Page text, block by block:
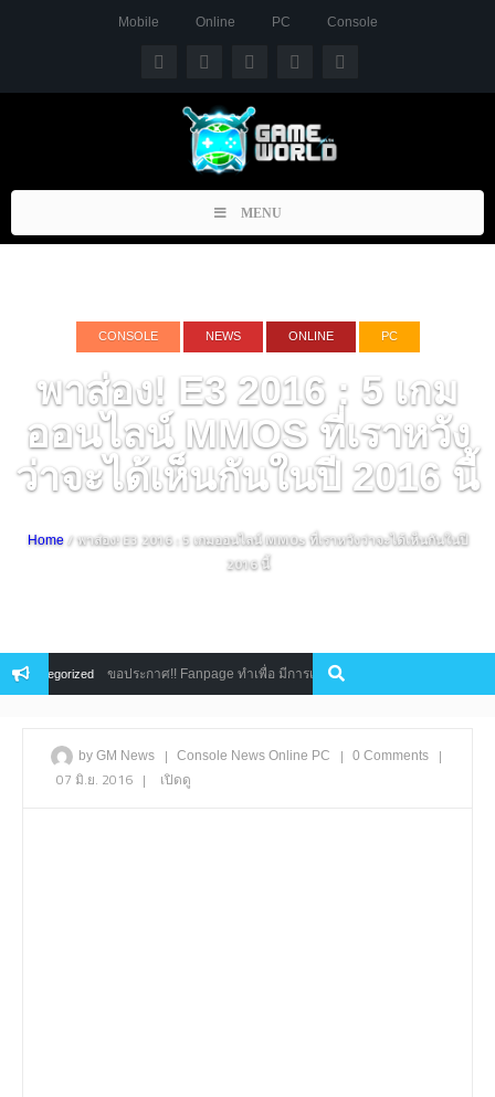
Mobile Online PC Console
Toggle
navigation
MENU
CONSOLE NEWS ONLINE PC
พาส่อง! E3 2016 : 5 เกม
ออนไลน์ MMOS ที่เราหวัง
ว่าจะได้เห็นกันในปี 2016 นี้
Home/ พาส่อง! E3 2016 : 5 เกมออนไลน์ MMOs ที่เราหวังว่าจะได้เห็นกันในปี
2016 นี้
ขอประกาศ!! Fanpage ทำเพื่อ มีการเปลี่ยนแปลง ครั้งสำคัญ Rebranding เป็
by GM News | Console News Online PC | 0 Comments
|
07 มิ.ย. 2016 | เปิดดู